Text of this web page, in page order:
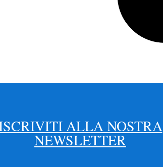
ALLA NOSTRA
NEWSLETTER